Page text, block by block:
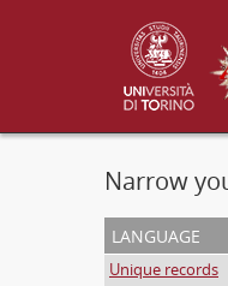
Narrow
language
Unique records